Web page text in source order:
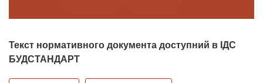
Текст нормативного документа доступний в ІДС
БУДСТАНДАРТ